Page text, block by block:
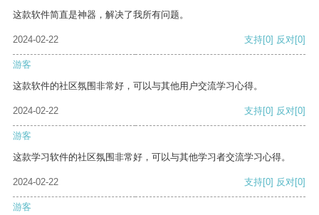
这款软件简直是神器，解决了我所有问题。
2024-02-22 支持[0] 反对[0]
游客
这款软件的社区氛围非常好，可以与其他用户交流学习心得。
2024-02-22 支持[0] 反对[0]
游客
这款学习软件的社区氛围非常好，可以与其他学习者交流学习心得。
2024-02-22 支持[0] 反对[0]
游客